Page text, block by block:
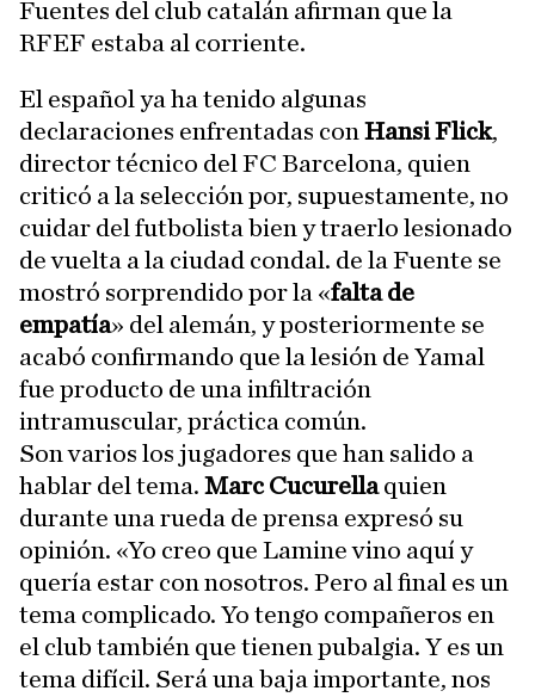
Fuentes del club catalán afirman que la
RFEF estaba al corriente.
El español ya ha tenido algunas
declaraciones enfrentadas con Hansi Flick,
director técnico del FC Barcelona, quien
criticó a la selección por, supuestamente, no
cuidar del futbolista bien y traerlo lesionado
de vuelta a la ciudad condal. de la Fuente se
mostró sorprendido por la «falta de
empatía» del alemán, y posteriormente se
acabó confirmando que la lesión de Yamal
fue producto de una infiltración
intramuscular, práctica común.
Son varios los jugadores que han salido a
hablar del tema. Marc Cucurellaquien
durante una rueda de prensa expresó su
opinión. «Yo creo que Lamine vino aquí y
quería estar con nosotros. Pero al final es un
tema complicado. Yo tengo compañeros en
el club también que tienen pubalgia. Y es un
tema difícil. Será una baja importante, nos